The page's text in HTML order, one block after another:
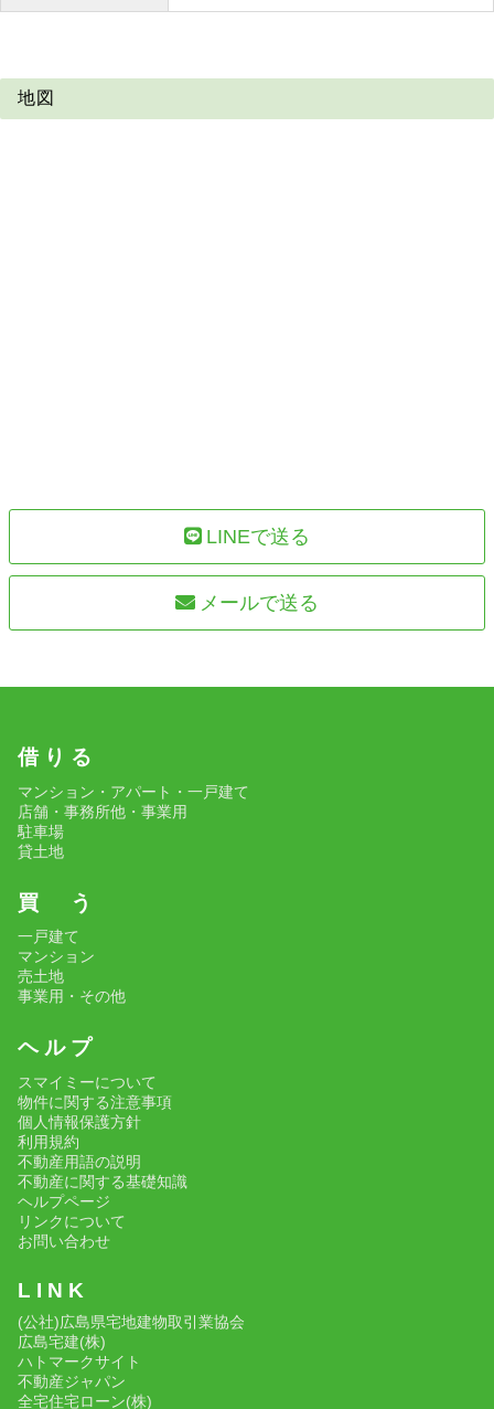
地図
LINEで送る
メールで送る
借 り る
マンション・アパート・一戸建て
店舗・事務所他・事業用
駐車場
貸土地
買 う
一戸建て
マンション
売土地
事業用・その他
ヘ ル プ
スマイミーについて
物件に関する注意事項
個人情報保護方針
利用規約
不動産用語の説明
不動産に関する基礎知識
ヘルプページ
リンクについて
お問い合わせ
L I N K
(公社)広島県宅地建物取引業協会
広島宅建(株)
ハトマークサイト
不動産ジャパン
全宅住宅ローン(株)